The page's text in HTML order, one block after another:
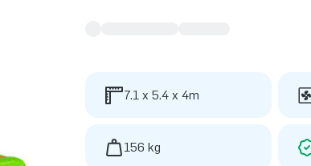
7.1 x 5.4 x 4m
156 kg